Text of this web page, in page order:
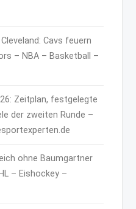
Cavs feuern
– NBA – Basketball –
Zeitplan, festgelegte
der zweiten Runde –
ohne Baumgartner
– Eishockey –